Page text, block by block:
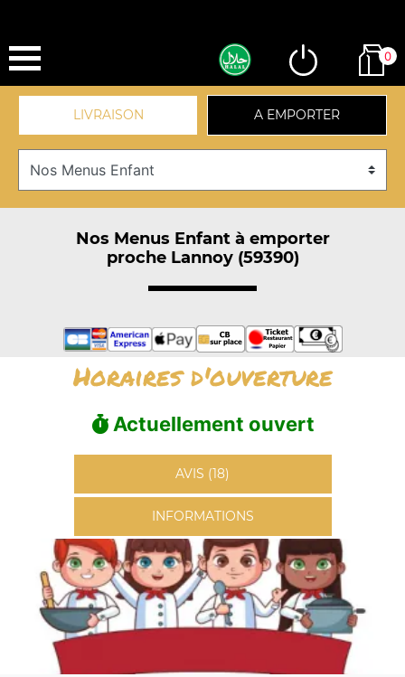
0
LIVRAISON A EMPORTER
Nos Menus Enfant à emporter
proche Lannoy (59390)
Horaires d'ouverture
Actuellement ouvert
AVIS (18)
INFORMATIONS